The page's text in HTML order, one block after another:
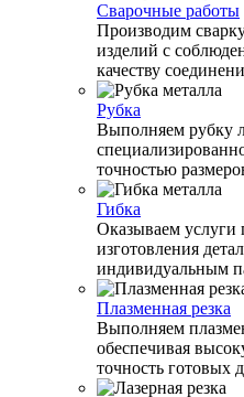
Сварочные работы
Производим
изделий с
качеству
Рубка
Выполняем рубку
точностью
Гибка
Оказываем услуги
изготовления
индивидуальным
Плазменная резка
Выполняем
обеспечивая
точность готовых